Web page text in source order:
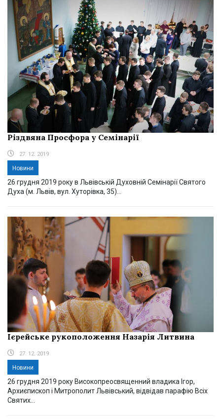
Різдвяна Просфора у Семінарії
27. 12. 2019
Новини
26 грудня 2019 року в Львівській Духовній Семінарії Святого
Духа (м. Львів, вул. Хуторівка, 35)...
Ієрейське рукоположення Назарія Литвина
27. 12. 2019
Новини
26 грудня 2019 року Високопреосвященний владика Ігор,
Архиєпископ і Митрополит Львівський, відвідав парафію Всіх
Святих...